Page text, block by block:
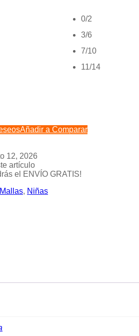
0/2
3/6
7/10
11/14
Añadir a Comparar
12, 2026
artículo
el ENVÍO GRATIS!
, Niñas